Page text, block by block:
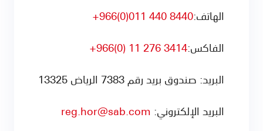
الهاتف:8440 440 011(0)966+
الفاكس:3414 276 11 (0)966+
البريد: صندوق بريد رقم 7383 الرياض 13325
البريد الإلكتروني: reg.hor@sab.com